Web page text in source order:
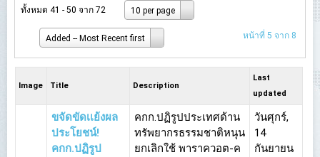
ทั้งหมด 41 - 50 จาก 72 10 per page
Added -- Most Recent first หน้าที่ 5 จาก 8
Image Title Description
Last
updated
ขจัดขัดเเย้งผล
ประโยชน์!
คกก.ปฏิรูป
คกก.ปฏิรูปประเทศด้าน
ทรัพยากรธรรมชาติหนุน
ยกเลิกใช้ พาราควอต-ค
วันศุกร์,
14
กันยายน